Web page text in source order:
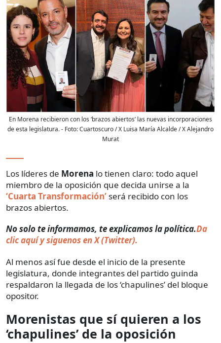
En Morena recibieron con los ‘brazos abiertos’ las nuevas incorporaciones
de esta legislatura.- Foto:Cuartoscuro / X Luisa María Alcalde / X Alejandro
Murat
Los líderes de Morena lo tienen claro: todo aquel
miembro de la oposición que decida unirse a la
‘Cuarta Transformación’ será recibido con los
brazos abiertos.
No solo te informamos, te explicamos la política.Da
clic aquí y siguenos en X (Twitter).
Al menos así fue desde el inicio de la presente
legislatura, donde integrantes del partido guinda
respaldaron la llegada de los ‘chapulines’ del bloque
opositor.
Morenistas que sí quieren a los
‘chapulines’ de la oposición